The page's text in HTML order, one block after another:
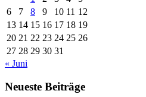
6
7 8 9 10 11 12
13 14 15 16 17 18 19
20 21 22 23 24 25 26
27 28 29 30 31
« Juni
Neueste Beiträge